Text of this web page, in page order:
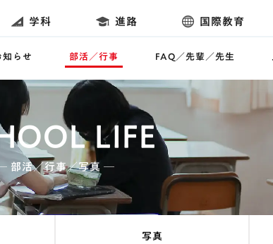
学科 進路 国際教育
知らせ 部活／行事 FAQ／先輩／先生
LIFE
部活／行事／写真 ─
写真